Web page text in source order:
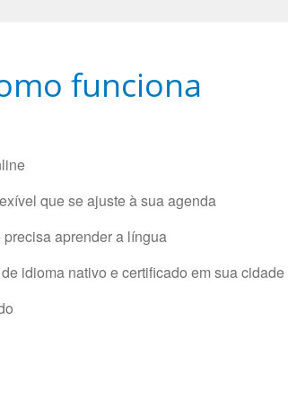
funciona
que se ajuste à sua agenda
aprender a língua
idioma nativo e certificado em sua